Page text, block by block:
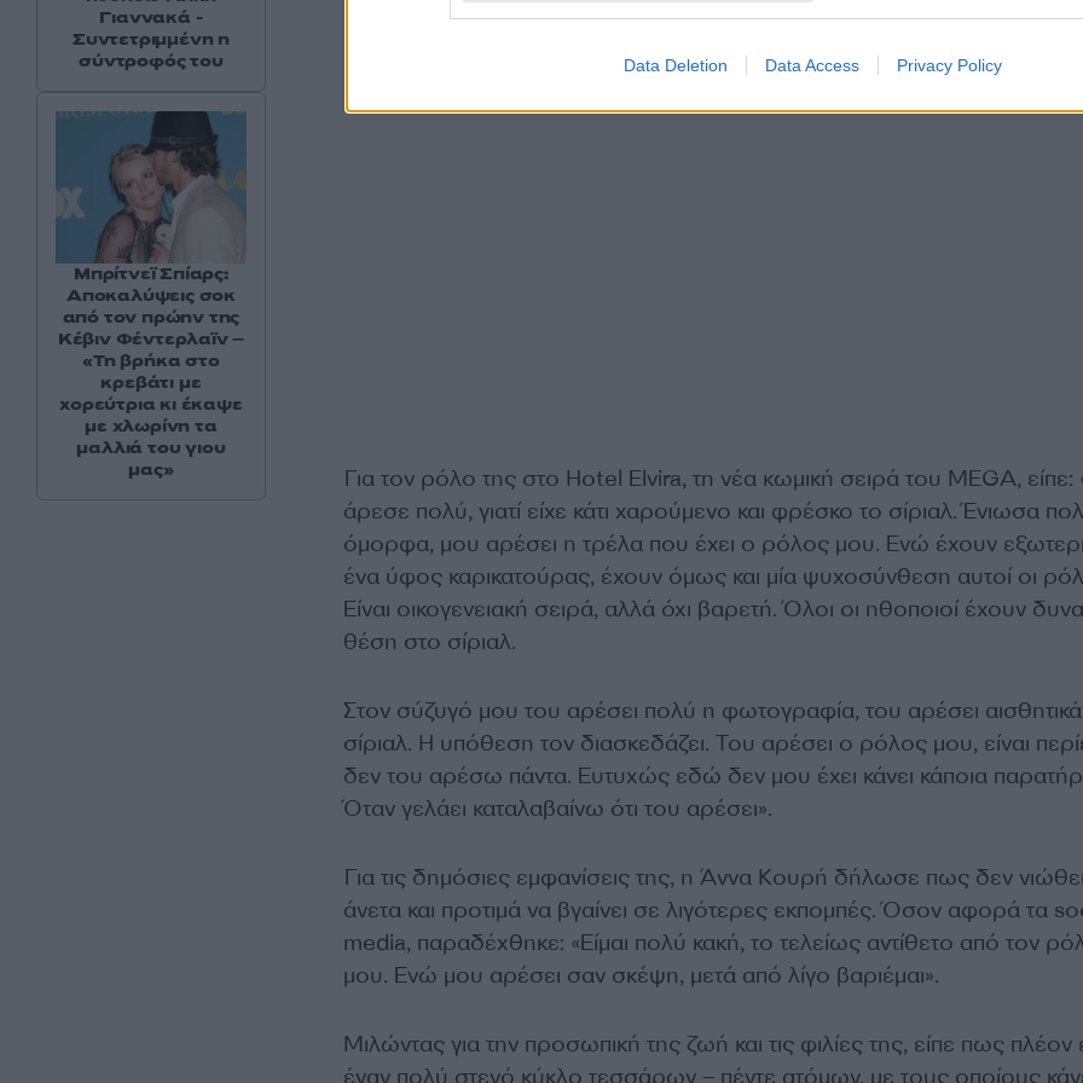
Data Deletion Data Access Privacy Policy
Για τον ρόλο της στο Hotel Elvira, τη νέα κωμική σειρά του MEGA, είπε:
άρεσε πολύ, γιατί είχε κάτι χαρούμενο και φρέσκο το σίριαλ. Ένιωσα
όμορφα, μου αρέσει η τρέλα που έχει ο ρόλος μου. Ενώ έχουν
ένα ύφος καρικατούρας, έχουν όμως και μία ψυχοσύνθεση αυτοί οι
Είναι οικογενειακή σειρά, αλλά όχι βαρετή. Όλοι οι ηθοποιοί έχουν
θέση στο σίριαλ.
Στον σύζυγό μου του αρέσει πολύ η φωτογραφία, του αρέσει
σίριαλ. Η υπόθεση τον διασκεδάζει. Του αρέσει ο ρόλος μου, είναι
δεν του αρέσω πάντα. Ευτυχώς εδώ δεν μου έχει κάνει κάποια
Όταν γελάει καταλαβαίνω ότι του αρέσει».
Για τις δημόσιες εμφανίσεις της, η Άννα Κουρή δήλωσε πως δεν
άνετα και προτιμά να βγαίνει σε λιγότερες εκπομπές. Όσον αφορά τα
media, παραδέχθηκε: «Είμαι πολύ κακή, το τελείως αντίθετο από τον
μου. Ενώ μου αρέσει σαν σκέψη, μετά από λίγο βαριέμαι».
Μιλώντας για την προσωπική της ζωή και τις φιλίες της, είπε πως πλέον
έναν πολύ στενό κύκλο τεσσάρων – πέντε ατόμων, με τους οποίους
Γιαννακά -
Συντετριμμένη η
σύντροφός του
Μπρίτνεϊ Σπίαρς:
Αποκαλύψεις σοκ
από τον πρώην της
Κέβιν Φέντερλαϊν –
«Τη βρήκα στο
κρεβάτι με
χορεύτρια κι έκαψε
με χλωρίνη τα
μαλλιά του γιου
μας»